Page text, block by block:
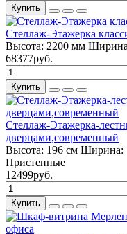
Купить
Стеллаж-Этaжepкa
Высота: 2200 мм
68377руб.
Купить
Стеллаж-Этажерка-
дверцами,современный
Высота: 196 см Ширина:
Пристенные
12499руб.
Купить